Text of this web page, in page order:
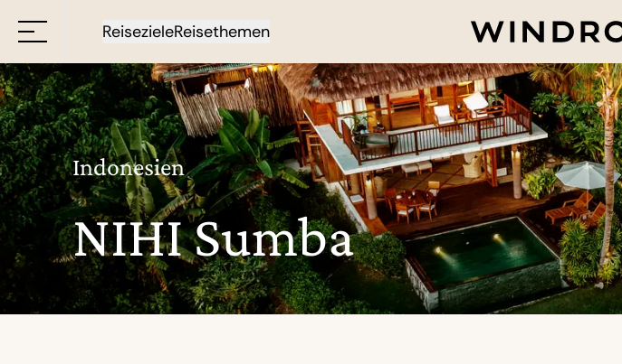
ReisezieleReisethemen
Indonesien
NIHI Sumba